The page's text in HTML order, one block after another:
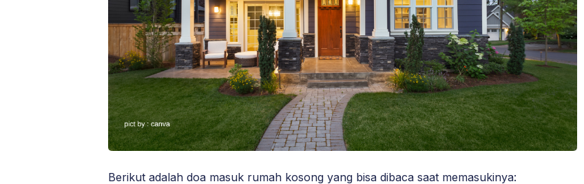
Berikut adalah doa masuk rumah kosong yang bisa dibaca saat memasukinya: